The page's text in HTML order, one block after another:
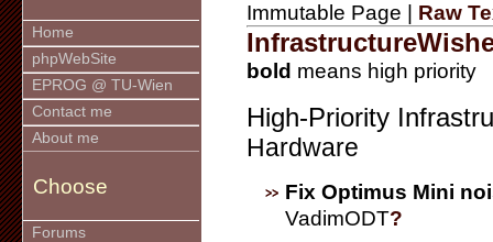
Home
phpWebSite
EPROG @ TU-Wien
Contact me
About me
Choose
Forums
Immutable Page | Raw
bold means high priority
High-Priority
Hardware
Fix Optimus Mini
VadimODT?